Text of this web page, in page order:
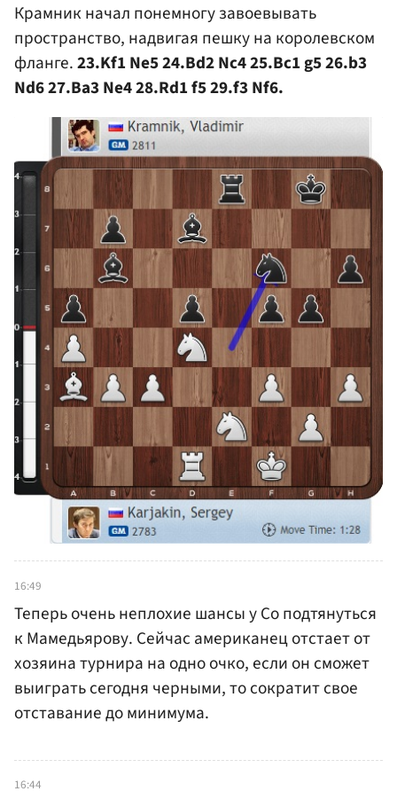
Крамник начал понемногу завоевывать
пространство, надвигая пешку на королевском
фланге.23.Kf1 Ne5 24.Bd2 Nc4 25.Bc1 g5 26.b3
Nd6 27.Ba3 Ne4 28.Rd1 f5 29.f3 Nf6.
16:49
Теперь очень неплохие шансы у Со подтянуться
к Мамедьярову. Сейчас американец отстает от
хозяина турнира на одно очко, если он сможет
выиграть сегодня черными, то сократит свое
отставание до минимума.
16:44